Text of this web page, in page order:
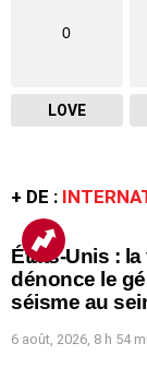
0
LOVE
+ DE :
États-Unis :
dénonce le
séisme au
6 août, 2026, 8 h 54